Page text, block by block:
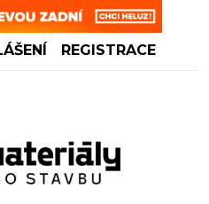
REGISTRACE